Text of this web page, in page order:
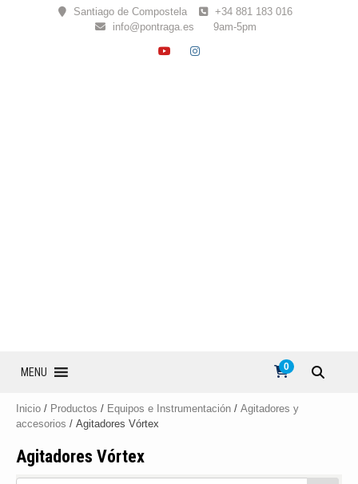
Santiago de Compostela
+34 881 183 016
info@pontraga.es
9am-5pm
YOUTUBE
INSTAGRAM
MENU 0
Inicio / Productos / Equipos e Instrumentación / Agitadores y
accesorios / Agitadores Vórtex
Agitadores Vórtex